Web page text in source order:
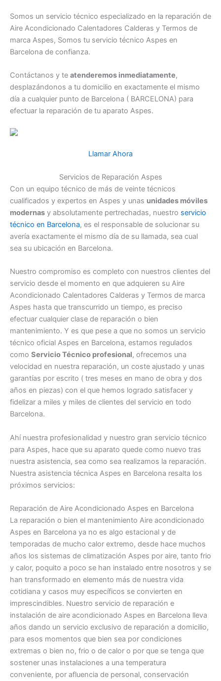
Somos un servicio técnico especializado en la reparación de
Aire Acondicionado Calentadores Calderas y Termos de
marca Aspes, Somos tu servicio técnico Aspes en
Barcelona de confianza.
Contáctanos y te atenderemos inmediatamente,
desplazándonos a tu domicilio en exactamente el mismo
día a cualquier punto de Barcelona ( BARCELONA) para
efectuar la reparación de tu aparato Aspes.
Llamar Ahora
Servicios de Reparación Aspes
Con un equipo técnico de más de veinte técnicos
cualificados y expertos en Aspes y unas unidades móviles
modernas y absolutamente pertrechadas, nuestro servicio
técnico en Barcelona, es el responsable de solucionar su
avería exactamente el mismo día de su llamada, sea cual
sea su ubicación en Barcelona.
Nuestro compromiso es completo con nuestros clientes del
servicio desde el momento en que adquieren su Aire
Acondicionado Calentadores Calderas y Termos de marca
Aspes hasta que transcurrido un tiempo, es preciso
efectuar cualquier clase de reparación o bien
mantenimiento. Y es que pese a que no somos un servicio
técnico oficial Aspes en Barcelona, estamos regulados
como Servicio Técnico profesional, ofrecemos una
velocidad en nuestra reparación, un coste ajustado y unas
garantías por escrito ( tres meses en mano de obra y dos
años en piezas) con el que hemos logrado satisfacer y
fidelizar a miles y miles de clientes del servicio en todo
Barcelona.
Ahí nuestra profesionalidad y nuestro gran servicio técnico
para Aspes, hace que su aparato quede como nuevo tras
nuestra asistencia, sea como sea realizamos la reparación.
Nuestra asistencia técnica Aspes en Barcelona resalta los
próximos servicios:
Reparación de Aire Acondicionado Aspes en Barcelona
La reparación o bien el mantenimiento Aire acondicionado
Aspes en Barcelona ya no es algo estacional y de
temporadas de mucho calor extremo, desde hace muchos
años los sistemas de climatización Aspes por aire, tanto frio
y calor, poquito a poco se han instalado entre nosotros y se
han transformado en elemento más de nuestra vida
cotidiana y casos muy específicos se convierten en
imprescindibles. Nuestro servicio de reparación e
instalación de aire acondicionado Aspes en Barcelona lleva
años dando un servicio exclusivo de reparación a domicilio,
para esos momentos que bien sea por condiciones
extremas o bien no, frio o de calor o por que se tenga que
sostener unas instalaciones a una temperatura
conveniente, por afluencia de personal, conservación